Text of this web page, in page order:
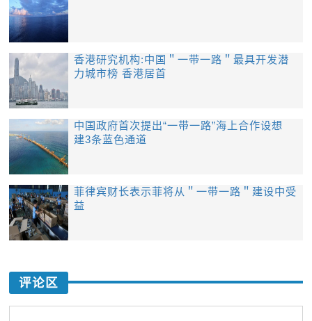
香港研究机构:中国＂一带一路＂最具开发潜
力城市榜 香港居首
​中国政府首次提出“一带一路”海上合作设想
建3条蓝色通道
菲律宾财长表示菲将从＂一带一路＂建设中受
益
评论区